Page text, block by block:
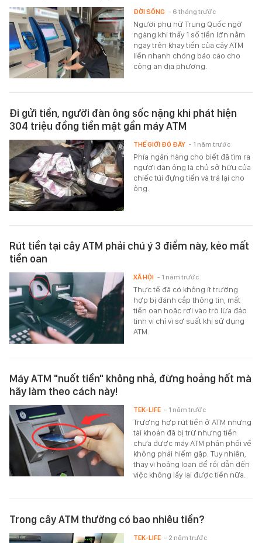
Người phụ nữ Trung Quốc ngỡ
ngàng khi thấy 1 số tiền lớn nằm
ngay trên khay tiền của cây ATM
liền nhanh chóng báo cáo cho
công an địa phương.
ĐỜI SỐNG - 6 tháng trước
Đi gửi tiền, người đàn ông sốc nặng khi phát hiện
304 triệu đồng tiền mặt gần máy ATM
Phía ngân hàng cho biết đã tìm ra
người đàn ông là chủ sở hữu của
chiếc túi đựng tiền và trả lại cho
ông.
THẾ GIỚI ĐÓ ĐÂY - 1 năm trước
Rút tiền tại cây ATM phải chú ý 3 điểm này, kẻo mất
tiền oan
Thực tế đã có không ít trường
hợp bị đánh cắp thông tin, mất
tiền oan hoặc rơi vào trò lừa đảo
tinh vi chỉ vì sơ suất khi sử dụng
ATM.
XÃ HỘI - 1 năm trước
Máy ATM "nuốt tiền" không nhả, đừng hoảng hốt mà
hãy làm theo cách này!
Trường hợp rút tiền ở ATM nhưng
tài khoản đã bị trừ nhưng tiền
chưa được máy ATM phân phối về
không phải hiếm gặp. Tuy nhiên,
thay vì hoảng loạn để rồi dẫn đến
việc không lấy lại được tiền nữa.
TEK-LIFE - 1 năm trước
Trong cây ATM thường có bao nhiêu tiền?
TEK-LIFE - 2 năm trước